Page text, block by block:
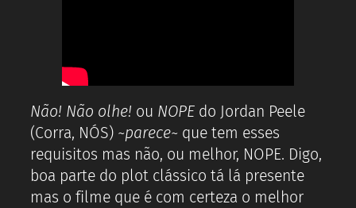
Não! Não olhe! ou NOPE do Jordan Peele
(Corra, NÓS) ~parece~que tem esses
requisitos mas não, ou melhor, NOPE. Digo,
boa parte do plot clássico tá lá presente
mas o filme que é com certeza o melhor